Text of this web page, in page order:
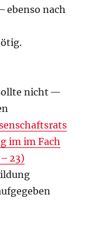
ebenso nach
nicht —
im im Fach
23)